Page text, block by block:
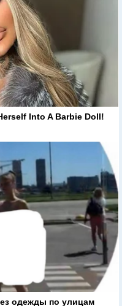
Into A Barbie Doll!
одежды по улицам